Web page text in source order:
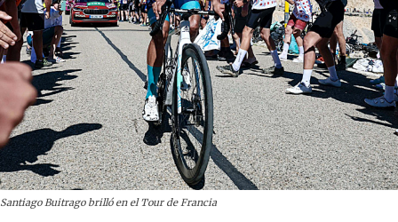
Santiago Buitrago brilló en el Tour de Francia